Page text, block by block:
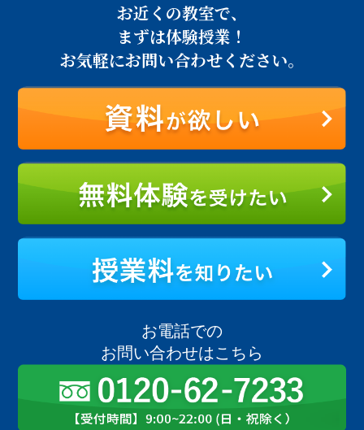
お近くの教室で、
まずは体験授業！
お気軽にお問い合わせください。
お電話での
お問い合わせはこちら